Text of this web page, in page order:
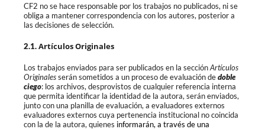
CF2 no se hace responsable por los trabajos no publicados, ni se
obliga a mantener correspondencia con los autores, posterior a
las decisiones de selección.
2.1.Artículos Originales
Los trabajos enviados para ser publicados en la secciónArtículos
Originalesserán sometidos a un proceso de evaluación dedoble
ciego: los archivos, desprovistos de cualquier referencia interna
que permita identificar la identidad de la autora, serán enviados,
junto con una planilla de evaluación, a evaluadores externos
evaluadores externos cuya pertenencia institucional no coincida
con la de la autora, quienes informarán, a través de una